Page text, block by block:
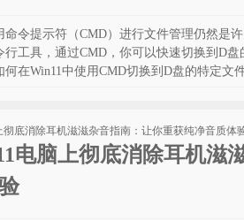
命令提示符（CMD）进行文件管理仍然是
行工具，通过CMD，你可以快速切换到D
何在Win11中使用CMD切换到D盘的特定文件
电脑上彻底消除耳机滋